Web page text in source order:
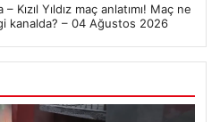
Kızıl Yıldız maç anlatımı! Maç ne
kanalda? – 04 Ağustos 2026